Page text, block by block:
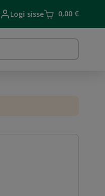
Logi sisse 0,00 €